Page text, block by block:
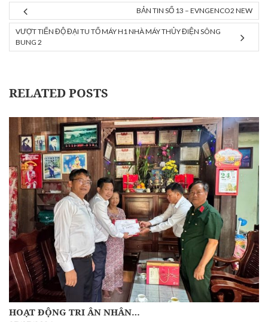
BẢN TIN SỐ 13 – EVNGENCO2 NEW
VƯỢT TIẾN ĐỘ ĐẠI TU TỔ MÁY H1 NHÀ MÁY THỦY ĐIỆN SÔNG
BUNG 2
RELATED POSTS
HOẠT ĐỘNG TRI ÂN NHÂN…